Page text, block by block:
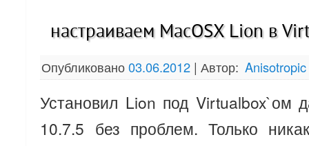
настраиваем MacOSX Lion в
Опубликовано 03.06.2012 |Автор: Anisotropic
Установил Lion под Virtualbox`ом
10.7.5 без проблем. Только